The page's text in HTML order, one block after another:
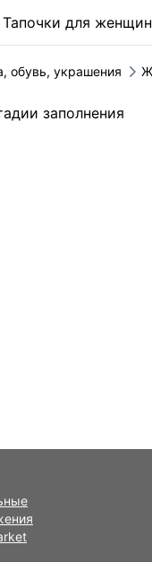
Тапочки для женщин
обувь, украшения
заполнения